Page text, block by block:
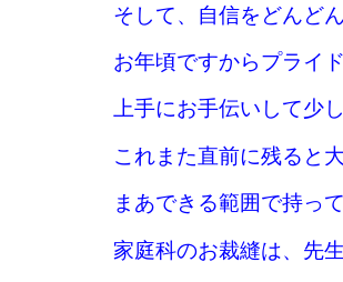
そして、自信をどんど
お年頃ですからプライ
上手にお手伝いして少
これまた直前に残ると
まあできる範囲で持っ
家庭科のお裁縫は、先